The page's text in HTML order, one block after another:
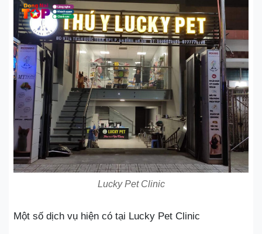
Lucky Pet Clinic
Một số dịch vụ hiện có tại Lucky Pet Clinic